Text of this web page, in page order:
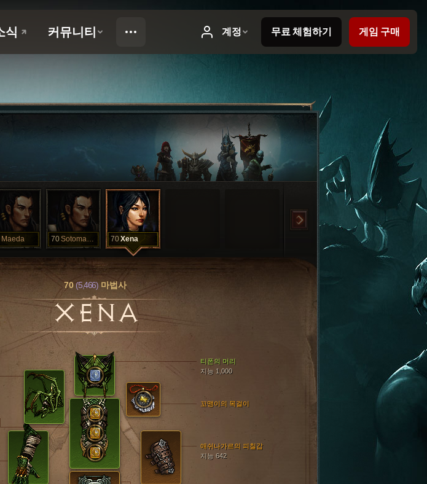
Maeda 70 Sotomamat 70Xena
70 (5,466)마법사
XENA
티폰의 머리
지능 1,000
애쉬나가르의 피칠갑
지능 642
꼬맹이의 목걸이